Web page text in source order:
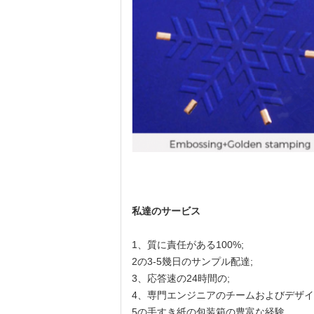
私達のサービス
1、質に責任がある100%;
2の3-5幾日のサンプル配達;
3、応答速の24時間の;
4、専門エンジニアのチームおよびデザ